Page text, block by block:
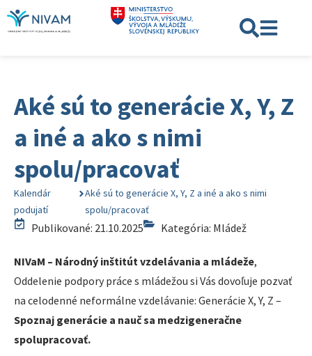
Aké sú to generácie X, Y, Z
a iné a ako s nimi
spolu/pracovať
Kalendár
podujatí
Aké sú to generácie X, Y, Z a iné a ako s nimi
spolu/pracovať
Publikované: 21.10.2025 Kategória: Mládež
NIVaM – Národný inštitút vzdelávania a mládeže,
Oddelenie podpory práce s mládežou si Vás dovoľuje pozvať
na celodenné neformálne vzdelávanie: Generácie X, Y, Z –
Spoznaj generácie a nauč sa medzigeneračne
spolupracovať.